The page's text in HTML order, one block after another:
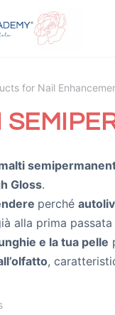
for Nail
Gloss.
perché
alla prima passata
e la tua pelle
,